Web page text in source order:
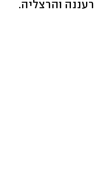
רעננה והרצליה.